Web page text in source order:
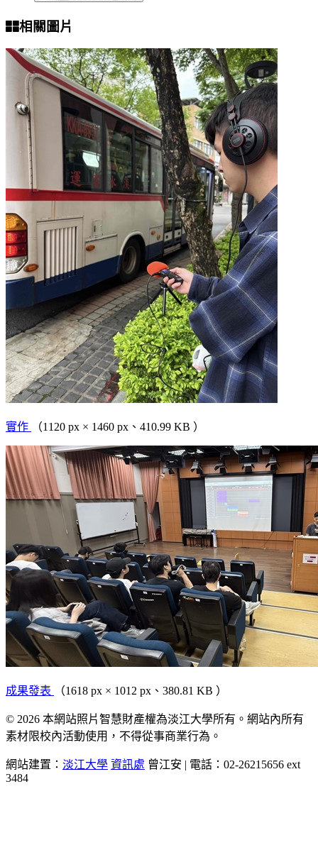
相關圖片
實作 （1120 px × 1460 px、410.99 KB ）
成果發表 （1618 px × 1012 px、380.81 KB ）
© 2026 本網站照片智慧財產權為淡江大學所有。網站內所有
素材限校內活動使用，不得從事商業行為。
網站建置： 淡江大學 資訊處 曾江安 | 電話：02-26215656 ext
3484